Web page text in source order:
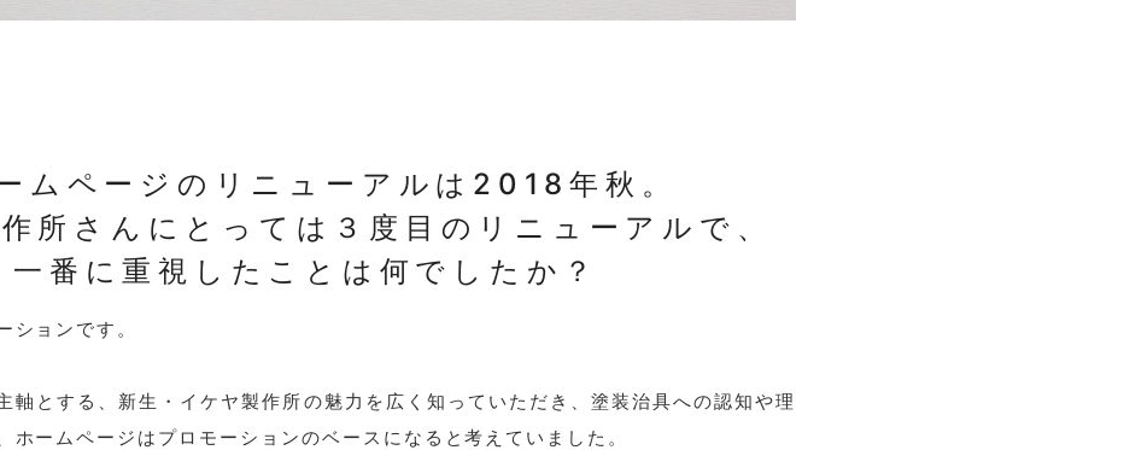
ムページのリニューアルは2018年秋。
所さんにとっては３度目のリニューアルで、
一番に重視したことは何でしたか？
ションです。
軸とする、新生・イケヤ製作所の魅力を広く知っていただき、塗装治具への認知や理
ホームページはプロモーションのベースになると考えていました。